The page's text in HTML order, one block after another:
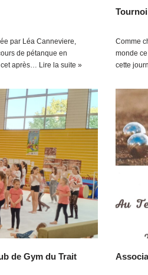
par Léa Canneviere,
de pétanque en
cet après… Lire la suite »
Comme
monde
cette
de Gym du Trait